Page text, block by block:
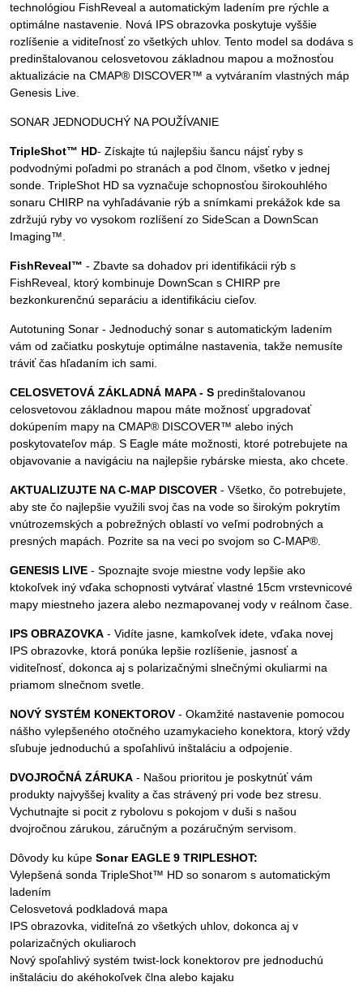
technológiou FishReveal a automatickým ladením pre rýchle a
optimálne nastavenie. Nová IPS obrazovka poskytuje vyššie
rozlíšenie a viditeľnosť zo všetkých uhlov. Tento model sa dodáva s
predinštalovanou celosvetovou základnou mapou a možnosťou
aktualizácie na CMAP® DISCOVER™ a vytváraním vlastných máp
Genesis Live.
SONAR JEDNODUCHÝ NA POUŽÍVANIE
TripleShot™ HD- Získajte tú najlepšiu šancu nájsť ryby s
podvodnými poľadmi po stranách a pod člnom, všetko v jednej
sonde. TripleShot HD sa vyznačuje schopnosťou širokouhlého
sonaru CHIRP na vyhľadávanie rýb a snímkami prekážok kde sa
zdržujú ryby vo vysokom rozlíšení zo SideScan a DownScan
Imaging™.
FishReveal™ - Zbavte sa dohadov pri identifikácii rýb s
FishReveal, ktorý kombinuje DownScan s CHIRP pre
bezkonkurenčnú separáciu a identifikáciu cieľov.
Autotuning Sonar - Jednoduchý sonar s automatickým ladením
vám od začiatku poskytuje optimálne nastavenia, takže nemusíte
tráviť čas hľadaním ich sami.
CELOSVETOVÁ ZÁKLADNÁ MAPA - S predinštalovanou
celosvetovou základnou mapou máte možnosť upgradovať
dokúpením mapy na CMAP® DISCOVER™ alebo iných
poskytovateľov máp. S Eagle máte možnosti, ktoré potrebujete na
objavovanie a navigáciu na najlepšie rybárske miesta, ako chcete.
AKTUALIZUJTE NA C-MAP DISCOVER - Všetko, čo potrebujete,
aby ste čo najlepšie využili svoj čas na vode so širokým pokrytím
vnútrozemských a pobrežných oblastí vo veľmi podrobných a
presných mapách. Pozrite sa na veci po svojom so C-MAP®.
GENESIS LIVE - Spoznajte svoje miestne vody lepšie ako
ktokoľvek iný vďaka schopnosti vytvárať vlastné 15cm vrstevnicové
mapy miestneho jazera alebo nezmapovanej vody v reálnom čase.
IPS OBRAZOVKA - Vidíte jasne, kamkoľvek idete, vďaka novej
IPS obrazovke, ktorá ponúka lepšie rozlíšenie, jasnosť a
viditeľnosť, dokonca aj s polarizačnými slnečnými okuliarmi na
priamom slnečnom svetle.
NOVÝ SYSTÉM KONEKTOROV - Okamžité nastavenie pomocou
nášho vylepšeného otočného uzamykacieho konektora, ktorý vždy
sľubuje jednoduchú a spoľahlivú inštaláciu a odpojenie.
DVOJROČNÁ ZÁRUKA - Našou prioritou je poskytnúť vám
produkty najvyššej kvality a čas strávený pri vode bez stresu.
Vychutnajte si pocit z rybolovu s pokojom v duši s našou
dvojročnou zárukou, záručným a pozáručným servisom.
Dôvody ku kúpe Sonar EAGLE 9 TRIPLESHOT:
Vylepšená sonda TripleShot™ HD so sonarom s automatickým
ladením
Celosvetová podkladová mapa
IPS obrazovka, viditeľná zo všetkých uhlov, dokonca aj v
polarizačných okuliaroch
Nový spoľahlivý systém twist-lock konektorov pre jednoduchú
inštaláciu do akéhokoľvek člna alebo kajaku